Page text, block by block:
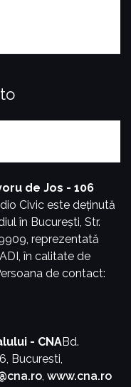
de Jos - 106
Civic este deținută
în București, Str.
reprezentată
în calitate de
de contact:
- CNABd.
Bucuresti,
, www.cna.ro